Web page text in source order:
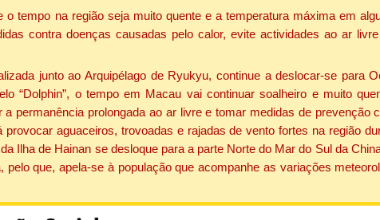
tempo na região seja muito quente e a temperatura máxima em
contra doenças causadas pelo calor, evite actividades ao ar
junto ao Arquipélago de Ryukyu, continue a deslocar-se para
“Dolphin”, o tempo em Macau vai continuar soalheiro e muito
permanência prolongada ao ar livre e tomar medidas de prevenção
aguaceiros, trovoadas e rajadas de vento fortes na região
Ilha de Hainan se desloque para a parte Norte do Mar do Sul da
que, apela-se à população que acompanhe as variações